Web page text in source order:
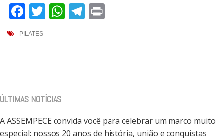
Facebook
Twitter
WhatsApp
Telegram
PILATES
ÚLTIMAS NOTÍCIAS
A ASSEMPECE convida você para celebrar um marco muito
especial: nossos 20 anos de história, união e conquistas